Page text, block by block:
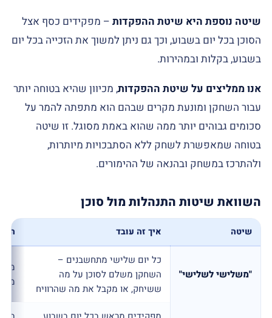
שיטה נוספת היא שיטת ההפקדות – מפקידים כסף אצל
הסוכן בכל יום בשבוע, וכך גם ניתן למשוך את הזכייה בכל יום
בשבוע, בקלות ובמהירות.
אנו ממליצים על שיטת ההפקדות, מכיוון שהיא בטוחה יותר
עבור השחקן ומונעת מקרים שבהם הוא מתפתה להמר על
סכומים גבוהים יותר ממה שהוא באמת מסוגל. זו שיטה
בטוחה שמאפשרת לשחק ללא הסתבכויות מיותרות,
ולהתרכז במשחק ובהנאה של ההימורים.
השוואת שיטות התנהלות מול סוכן
שיטה איך זה עובד
"משלישי לשלישי"
כל יום שלישי מתחשבנים –
השחקן משלם לסוכן על מה
ששיחק, או מקבל את מה שהרוויח